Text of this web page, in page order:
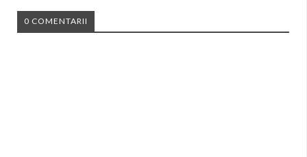
0 COMENTARII